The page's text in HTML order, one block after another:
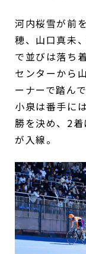
河内桜雪が前
穂、山口真未
で並びは落ち
センターから
ーナーで踏ん
小泉は番手に
勝を決め、2
が入線。